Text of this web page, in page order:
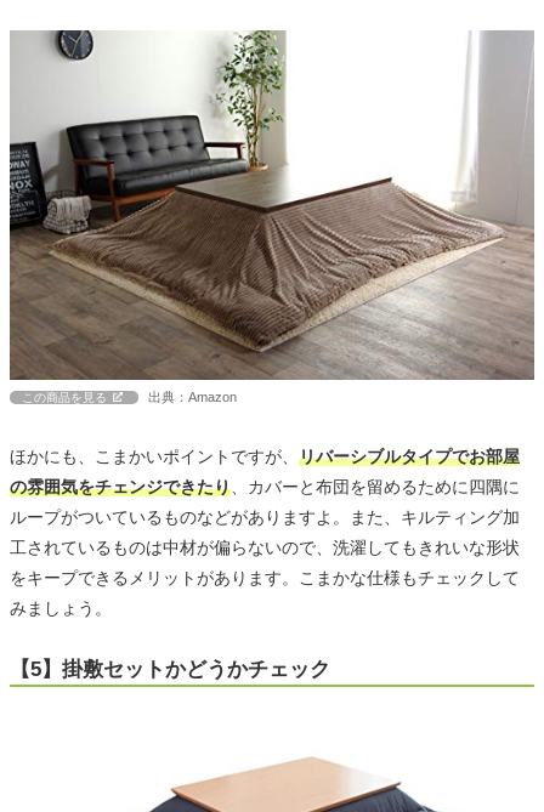
この商品を見る 出典：Amazon
ほかにも、こまかいポイントですが、 リバーシブルタイプでお部屋
の雰囲気をチェンジできたり、カバーと布団を留めるために四隅に
ループがついているものなどがありますよ。また、キルティング加
工されているものは中材が偏らないので、洗濯してもきれいな形状
をキープできるメリットがあります。こまかな仕様もチェックして
みましょう。
【5】掛敷セットかどうかチェック